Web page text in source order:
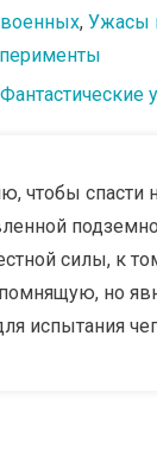
, Ужасы
Фантастические
чтобы спасти
силы, к
но
испытания